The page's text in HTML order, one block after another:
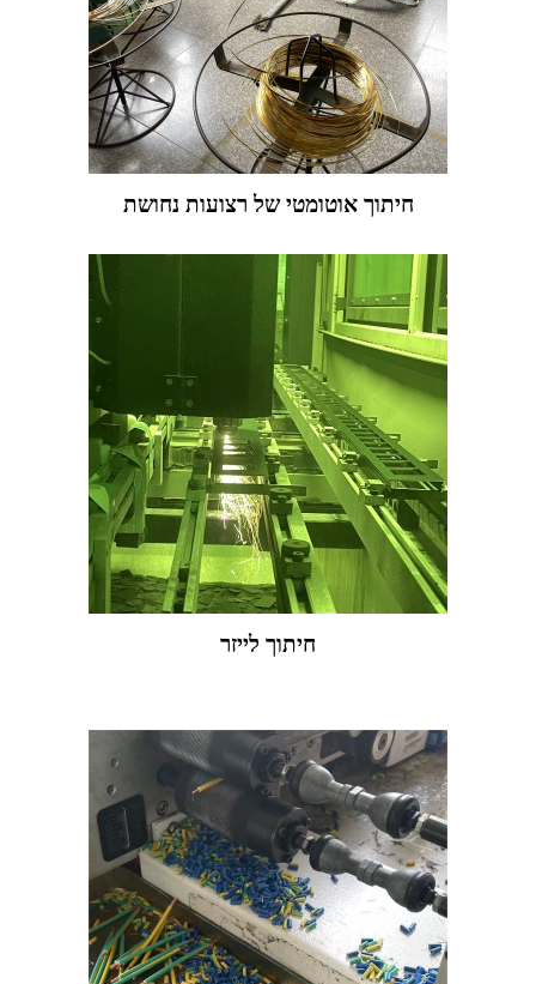
חיתוך אוטומטי של רצועות נחושת
חיתוך לייזר